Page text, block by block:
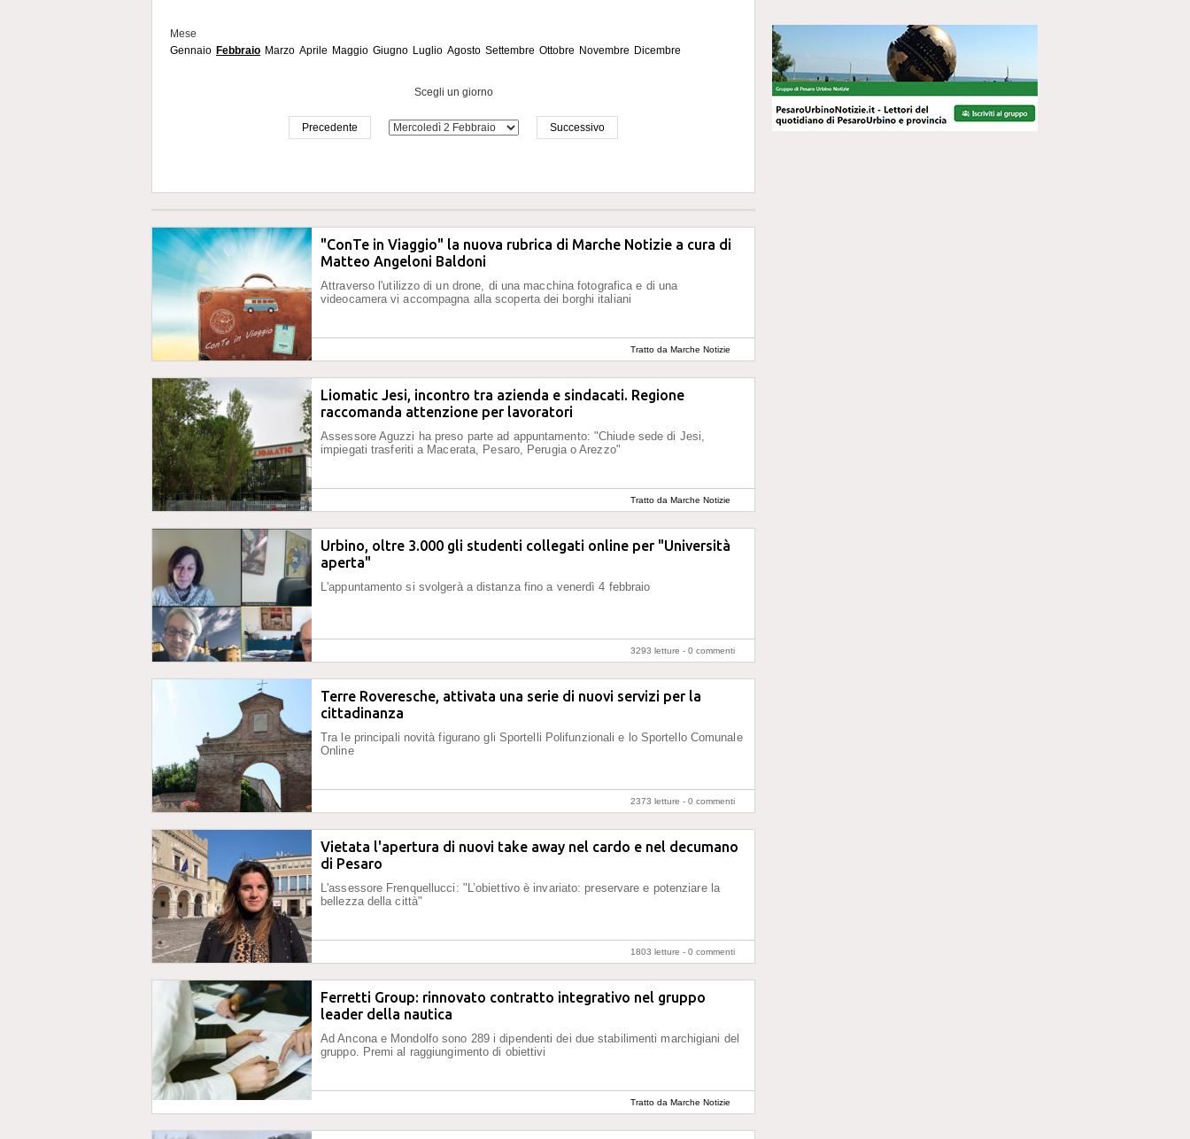
Mese
Gennaio Febbraio Marzo Aprile Maggio Giugno Luglio Agosto Settembre Ottobre Novembre Dicembre
Scegli un giorno
Precedente Successivo
"ConTe in Viaggio" la nuova rubrica di Marche Notizie a cura di
Matteo Angeloni Baldoni
Attraverso l'utilizzo di un drone, di una macchina fotografica e di una
videocamera vi accompagna alla scoperta dei borghi italiani
Tratto da Marche Notizie
Liomatic Jesi, incontro tra azienda e sindacati. Regione
raccomanda attenzione per lavoratori
Assessore Aguzzi ha preso parte ad appuntamento: "Chiude sede di Jesi,
impiegati trasferiti a Macerata, Pesaro, Perugia o Arezzo"
Tratto da Marche Notizie
Urbino, oltre 3.000 gli studenti collegati online per "Università
aperta"
L'appuntamento si svolgerà a distanza fino a venerdì 4 febbraio
3293 letture - 0 commenti
Terre Roveresche, attivata una serie di nuovi servizi per la
cittadinanza
Tra le principali novità figurano gli Sportelli Polifunzionali e lo Sportello Comunale
Online
2373 letture - 0 commenti
Vietata l'apertura di nuovi take away nel cardo e nel decumano
di Pesaro
L'assessore Frenquellucci: "L’obiettivo è invariato: preservare e potenziare la
bellezza della città"
1803 letture - 0 commenti
Ferretti Group: rinnovato contratto integrativo nel gruppo
leader della nautica
Ad Ancona e Mondolfo sono 289 i dipendenti dei due stabilimenti marchigiani del
gruppo. Premi al raggiungimento di obiettivi
Tratto da Marche Notizie